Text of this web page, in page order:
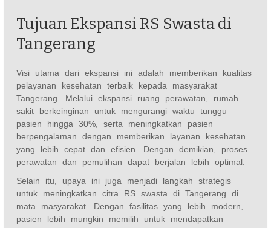
Tujuan Ekspansi RS Swasta di
Tangerang
Visi utama dari ekspansi ini adalah memberikan kualitas
pelayanan kesehatan terbaik kepada masyarakat
Tangerang. Melalui ekspansi ruang perawatan, rumah
sakit berkeinginan untuk mengurangi waktu tunggu
pasien hingga 30%, serta meningkatkan pasien
berpengalaman dengan memberikan layanan kesehatan
yang lebih cepat dan efisien. Dengan demikian, proses
perawatan dan pemulihan dapat berjalan lebih optimal.
Selain itu, upaya ini juga menjadi langkah strategis
untuk meningkatkan citra RS swasta di Tangerang di
mata masyarakat. Dengan fasilitas yang lebih modern,
pasien lebih mungkin memilih untuk mendapatkan